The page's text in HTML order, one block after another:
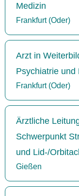
Medizin
Frankfurt (Oder)
Arzt in
Psychiatrie und
Frankfurt (Oder)
Ärztliche
Schwerpunkt
und Lid-/
Gießen